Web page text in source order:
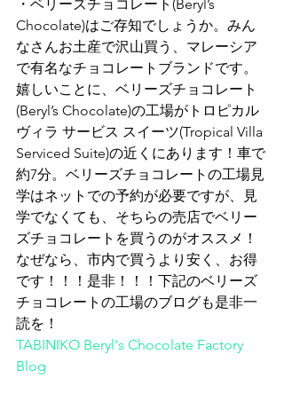
・ベリーズチョコレート(Beryl’s
Chocolate)はご存知でしょうか。みん
なさんお土産で沢山買う、マレーシア
で有名なチョコレートブランドです。
嬉しいことに、ベリーズチョコレート
(Beryl’s Chocolate)の工場がトロピカル
ヴィラ サービス スイーツ(Tropical Villa
Serviced Suite)の近くにあります！車で
約7分。ベリーズチョコレートの工場見
学はネットでの予約が必要ですが、見
学でなくても、そちらの売店でベリー
ズチョコレートを買うのがオススメ！
なぜなら、市内で買うより安く、お得
です！！！是非！！！下記のベリーズ
チョコレートの工場のブログも是非一
読を！
TABINIKO Beryl's Chocolate Factory
Blog